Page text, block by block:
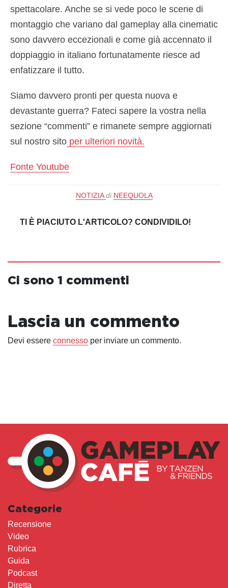
spettacolare. Anche se si vede poco le scene di
montaggio che variano dal gameplay alla cinematic
sono davvero eccezionali e come già accennato il
doppiaggio in italiano fortunatamente riesce ad
enfatizzare il tutto.
Siamo davvero pronti per questa nuova e
devastante guerra? Fateci sapere la vostra nella
sezione “commenti” e rimanete sempre aggiornati
sul nostro sito per ulteriori novità.
Fonte Youtube
NOTIZIA di NEEQUOLA
TI È PIACIUTO L'ARTICOLO? CONDIVIDILO!
Ci sono 1 commenti
Lascia un commento
Devi essere connesso per inviare un commento.
Categorie
Recensione
Video
Rubrica
Guida
Podcast
Diretta